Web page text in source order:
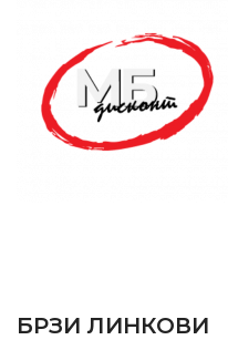
БРЗИ ЛИНКОВИ